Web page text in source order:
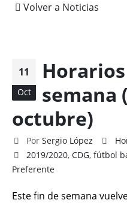
Volver a Noticias
11
Oct
semana
octubre)
Por Sergio López
2019/2020,CDG,fútbol
Preferente
Este fin de semana